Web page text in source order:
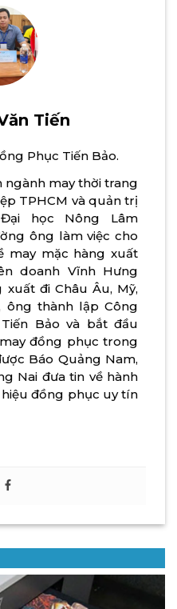
Tiến
Phục Tiến Bảo.
may thời trang
TPHCM và quản trị
học Nông Lâm
ông làm việc cho
may mặc hàng xuất
doanh Vĩnh Hưng
đi Châu Âu, Mỹ,
ông thành lập Công
Bảo và bắt đầu
đồng phục trong
Báo Quảng Nam,
Nai đưa tin về hành
đồng phục uy tín